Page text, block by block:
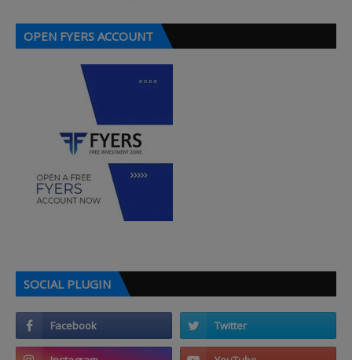
OPEN FYERS ACCOUNT
SOCIAL PLUGIN